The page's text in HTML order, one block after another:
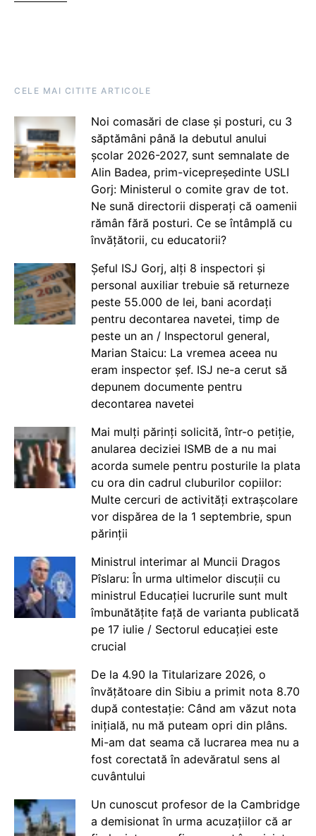
CELE MAI CITITE ARTICOLE
Noi comasări de clase și posturi, cu 3
săptămâni până la debutul anului
școlar 2026-2027, sunt semnalate de
Alin Badea, prim-vicepreședinte USLI
Gorj: Ministerul o comite grav de tot.
Ne sună directorii disperați că oamenii
rămân fără posturi. Ce se întâmplă cu
învățătorii, cu educatorii?
Șeful ISJ Gorj, alți 8 inspectori și
personal auxiliar trebuie să returneze
peste 55.000 de lei, bani acordați
pentru decontarea navetei, timp de
peste un an / Inspectorul general,
Marian Staicu: La vremea aceea nu
eram inspector șef. ISJ ne-a cerut să
depunem documente pentru
decontarea navetei
Mai mulți părinți solicită, într-o petiție,
anularea deciziei ISMB de a nu mai
acorda sumele pentru posturile la plata
cu ora din cadrul cluburilor copiilor:
Multe cercuri de activități extrașcolare
vor dispărea de la 1 septembrie, spun
părinții
Ministrul interimar al Muncii Dragos
Pîslaru: În urma ultimelor discuții cu
ministrul Educației lucrurile sunt mult
îmbunătățite față de varianta publicată
pe 17 iulie / Sectorul educației este
crucial
De la 4.90 la Titularizare 2026, o
învățătoare din Sibiu a primit nota 8.70
după contestație: Când am văzut nota
inițială, nu mă puteam opri din plâns.
Mi-am dat seama că lucrarea mea nu a
fost corectată în adevăratul sens al
cuvântului
Un cunoscut profesor de la Cambridge
a demisionat în urma acuzațiilor că ar